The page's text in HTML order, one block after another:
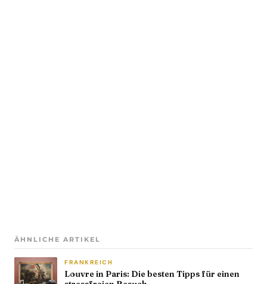
ÄHNLICHE ARTIKEL
FRANKREICH
Louvre in Paris: Die besten Tipps für einen